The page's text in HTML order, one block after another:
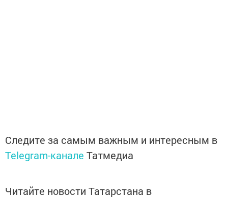
Следите за самым важным и интересным в
Telegram-канале Татмедиа
Читайте новости Татарстана в